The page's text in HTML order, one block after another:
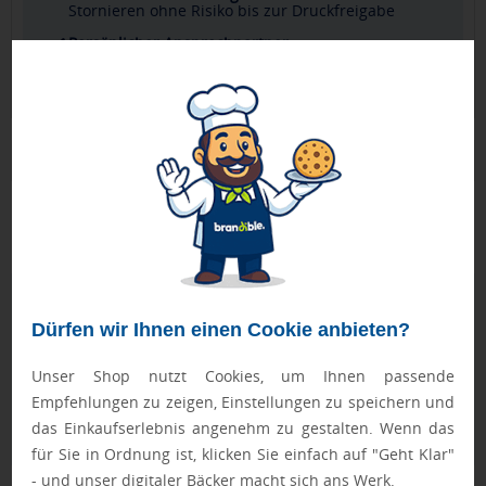
Dürfen wir Ihnen einen Cookie anbieten?
Unser Shop nutzt Cookies, um Ihnen passende
Empfehlungen zu zeigen, Einstellungen zu speichern und
das Einkaufserlebnis angenehm zu gestalten. Wenn das
für Sie in Ordnung ist, klicken Sie einfach auf "Geht Klar"
- und unser digitaler Bäcker macht sich ans Werk.
Stornieren ohne Risiko bis zur Druckfreigabe
Persönlicher Ansprechpartner
Produktbeschreibung
mit Utensilienfächern und weißem Papier, besonders
passend für Recycling-Unternehmen
Nur Produkte, die unseren Qualitätscheckbestehen,
Ewa Engel,
Qualitätssicherung